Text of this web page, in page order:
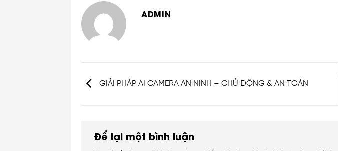
ADMIN
GIẢI PHÁP AI CAMERA AN NINH – CHỦ ĐỘNG & AN TOÀN
Để lại một bình luận